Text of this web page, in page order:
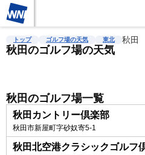
雨雲レーダー 台風情報 地震情報
トップ ゴルフ場の天気 東北 秋田
秋田のゴルフ場の天気
秋田のゴルフ場一覧
秋田カントリー倶楽部
秋田市新屋町字砂奴寄5-1
秋田北空港クラシックゴルフ